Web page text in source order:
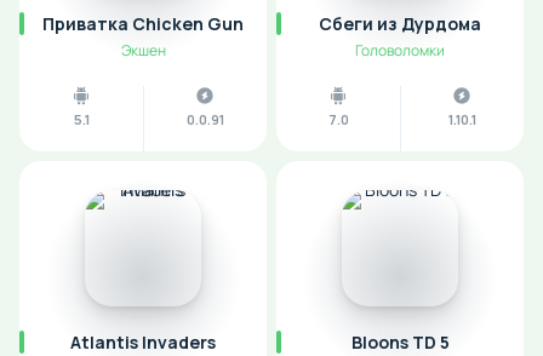
Приватка Chicken Gun
Экшен
5.1 0.0.91
Сбеги из Дурдома
Головоломки
7.0 1.10.1
Atlantis Invaders Bloons TD 5